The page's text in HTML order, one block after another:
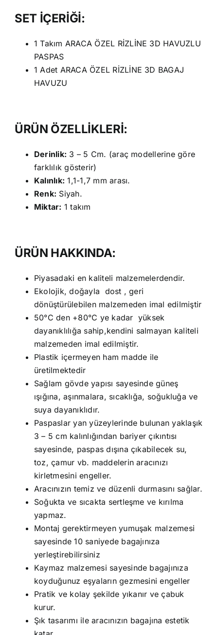
SET İÇERİĞİ:
1 Takım ARACA ÖZEL RİZLİNE 3D HAVUZLU
PASPAS
1 Adet ARACA ÖZEL RİZLİNE 3D BAGAJ
HAVUZU
ÜRÜN ÖZELLİKLERİ:
Derinlik: 3 – 5 Cm. (araç modellerine göre
farklılık gösterir)
Kalınlık: 1,1-1,7 mm arası.
Renk: Siyah.
Miktar: 1 takım
ÜRÜN HAKKINDA:
Piyasadaki en kaliteli malzemelerdendir.
Ekolojik, doğayla dost , geri
dönüştürülebilen malzemeden imal edilmiştir
50°C den +80°C ye kadar yüksek
dayanıklılığa sahip,kendini salmayan kaliteli
malzemeden imal edilmiştir.
Plastik içermeyen ham madde ile
üretilmektedir
Sağlam gövde yapısı sayesinde güneş
ışığına, aşınmalara, sıcaklığa, soğukluğa ve
suya dayanıklıdır.
Paspaslar yan yüzeylerinde bulunan yaklaşık
3 – 5 cm kalınlığından bariyer çıkıntısı
sayesinde, paspas dışına çıkabilecek su,
toz, çamur vb. maddelerin aracınızı
kirletmesini engeller.
Aracınızın temiz ve düzenli durmasını sağlar.
Soğukta ve sıcakta sertleşme ve kırılma
yapmaz.
Montaj gerektirmeyen yumuşak malzemesi
sayesinde 10 saniyede bagajınıza
yerleştirebilirsiniz
Kaymaz malzemesi sayesinde bagajınıza
koyduğunuz eşyaların gezmesini engeller
Pratik ve kolay şekilde yıkanır ve çabuk
kurur.
Şık tasarımı ile aracınızın bagajına estetik